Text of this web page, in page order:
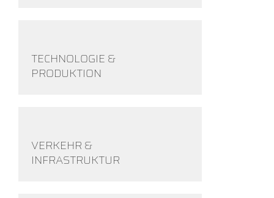
TECHNOLOGIE &
PRODUKTION
VERKEHR &
INFRASTRUKTUR